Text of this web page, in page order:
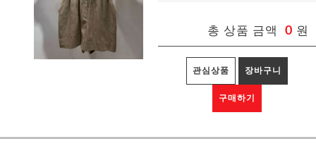
총 상품 금액 0 원
관심상품 장바구니
구매하기